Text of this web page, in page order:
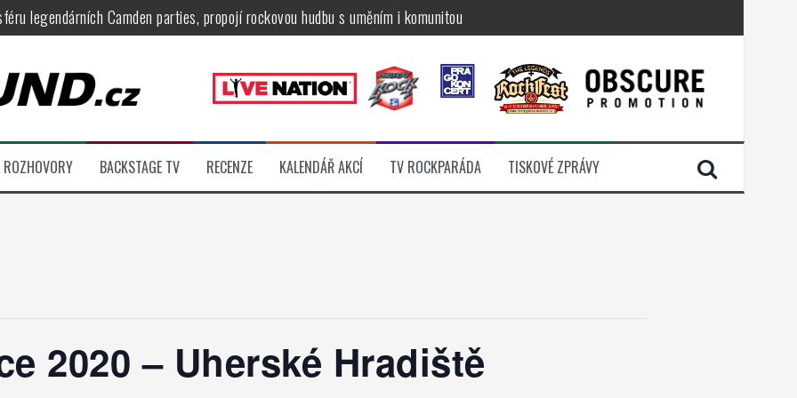
legendárních Camden parties, propojí rockovou hudbu s uměním i komunitou
zámeckou zahradu ovládli Dymytry, Krucipüsk, Tublatanka i Visací zámek
a Moonlight Haze probudili i poslední spáče, Freedom Call rozdávali radost
večer plný čistokrevného heavy metalu
ROZHOVORY BACKSTAGE TV RECENZE KALENDÁŘ AKCÍ TV ROCKPARÁDA TISKOVÉ ZPRÁVY
2020 – Uherské Hradiště